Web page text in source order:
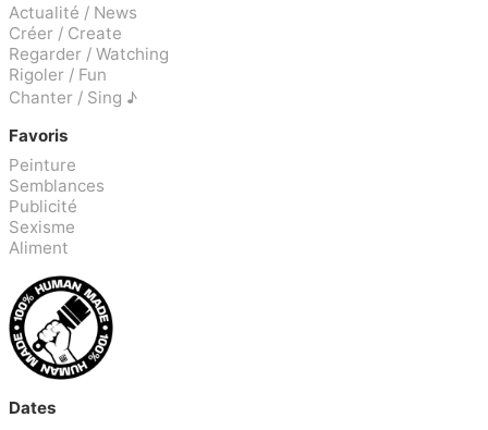
Actualité / News
Créer / Create
Regarder / Watching
Rigoler / Fun
Chanter / Sing ♪
Favoris
Peinture
Semblances
Publicité
Sexisme
Aliment
Dates